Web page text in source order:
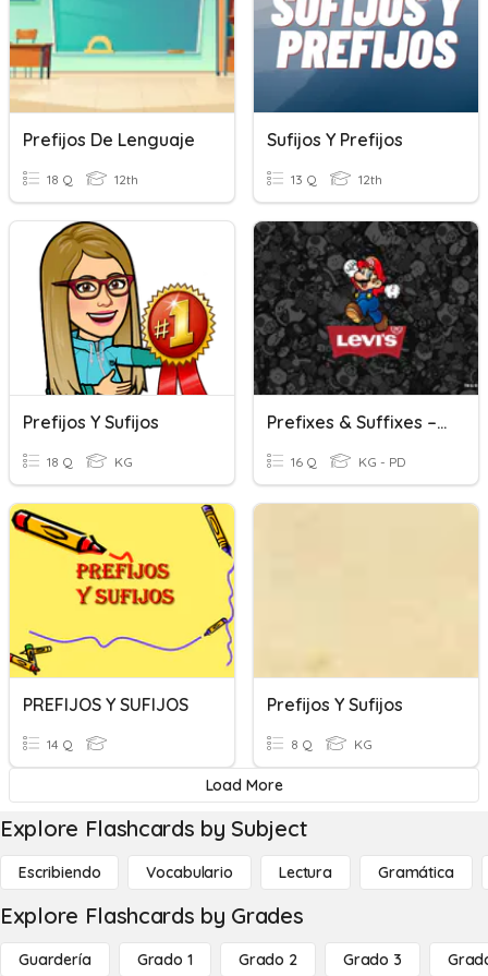
Prefijos De Lenguaje
18 Q 12th
Sufijos Y Prefijos
13 Q 12th
Prefijos Y Sufijos
18 Q KG
Prefixes & Suffixes – Prefijos & Sufijos
16 Q KG - PD
PREFIJOS Y SUFIJOS
14 Q
Prefijos Y Sufijos
8 Q KG
Load More
Explore Flashcards by Subject
Escribiendo Vocabulario Lectura Gramática
Explore Flashcards by Grades
Guardería Grado 1 Grado 2 Grado 3